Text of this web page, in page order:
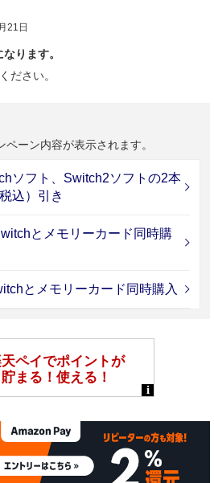
21日
ります。
ださい。
ーン内容が表示されます。
ソフト、Switch2ソフトの2本
込）引き
とメモリーカード同時購
とメモリーカード同時購入